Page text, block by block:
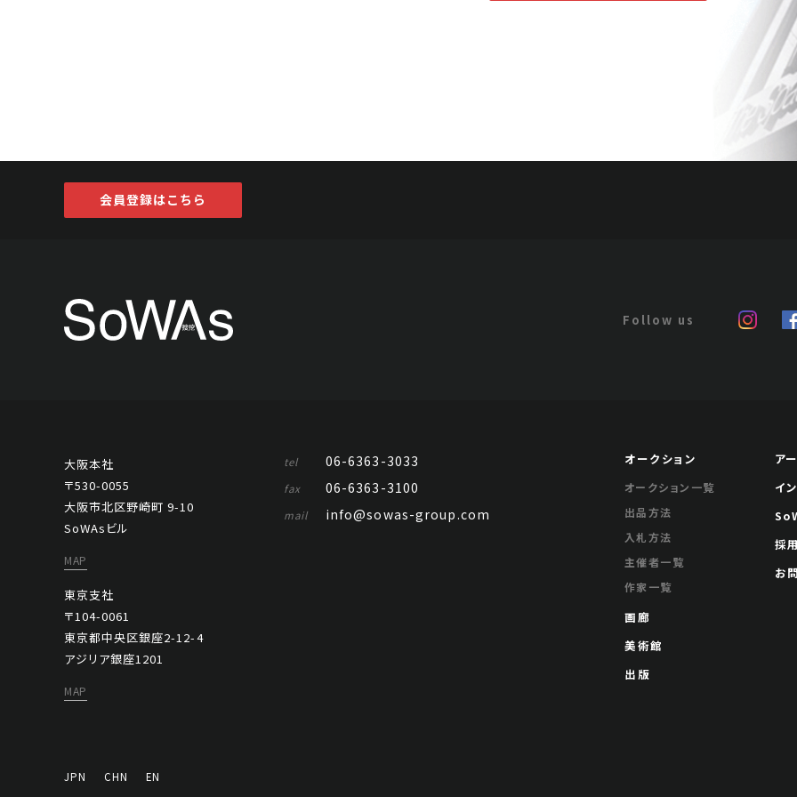
会員登録はこちら
大阪本社
〒530-0055
大阪市北区野崎町 9-10
SoWAsビル
MAP
東京支社
〒104-0061
東京都中央区銀座2-12-4
アジリア銀座1201
MAP
tel 06-6363-3033
fax 06-6363-3100
mail info@sowas-group.com
オークション
オークション一覧
出品方法
入札方法
主催者一覧
作家一覧
画廊
美術館
出版
ア
イ
採
お
JPN CHN EN